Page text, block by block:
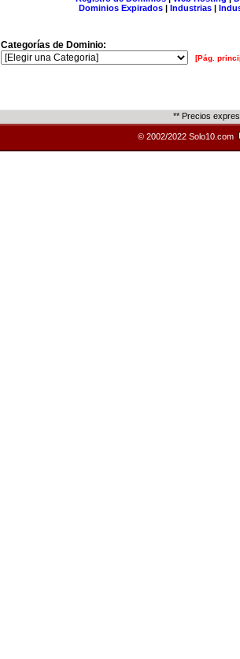
Dominios Expirados | Industrias |
Categorías de Dominio:
[Pág.
** Precios
© 2002/2022 Solo10.com